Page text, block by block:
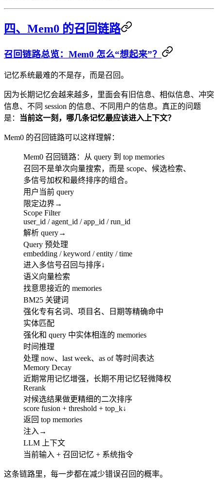
四、Mem0 的召回链路
召回链路总览：Mem0 怎么“想起来”？
记忆系统最难的不是存，而是召回。
因为长期记忆会越来越多，里面会有旧信息、相似信息、冲突
信息、不同 session 的信息、不同用户的信息。真正的问题
是：
当前这一刻，哪几条记忆最应该进入上下文？
Mem0 的召回链路可以这样理解：
Mem0 召回链路：从 query 到 top memories
召回不是单次向量搜索，而是 scope、候选检索、
多信号加权和最终排序的组合。
用户当前 query
限定边界 →
Scope Filter
user_id / agent_id / app_id / run_id
解析 query→
Query 预处理
embedding / keyword / entity / time
进入多信号召回与排序↓
语义向量检索
找意思接近的 memories
BM25 关键词
强化专有名词、项目名、日期等精确命中
实体匹配
强化和 query 中实体相连的 memories
时间推理
处理 now、last week、as of 等时间表达
Memory Decay
近期常用记忆增强，长期不用记忆轻微降权
Rerank
对候选结果做更精细的二次排序
score fusion + threshold + top_k↓
返回 top memories
注入 →
LLM 上下文
当前输入 + 召回记忆 + 系统指令
这条链路里，每一步都在减少错误召回的概率。